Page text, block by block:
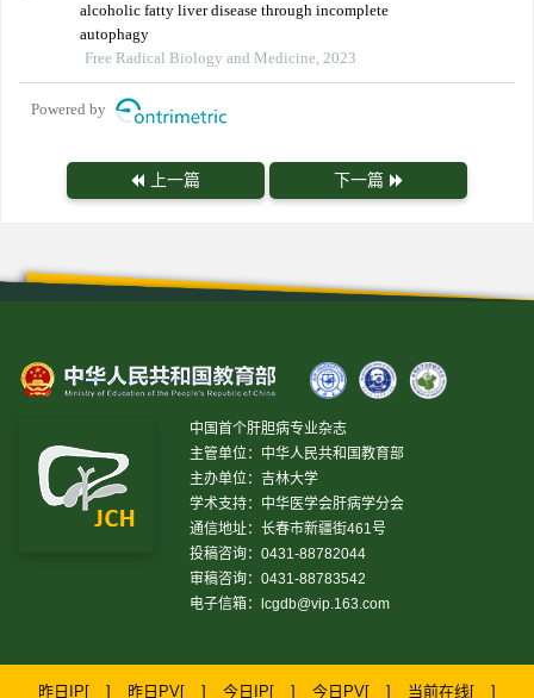
alcoholic fatty liver disease through incomplete
autophagy
Free Radical Biology and Medicine, 2023
Powered by
上一篇 下一篇
中国首个肝胆病专业杂志
主管单位：中华人民共和国教育部
主办单位：吉林大学
学术支持：中华医学会肝病学分会
通信地址：长春市新疆街461号
投稿咨询：0431-88782044
审稿咨询：0431-88783542
电子信箱：
lcgdb@vip.163.com
昨日IP[ ] 昨日PV[ ] 今日IP[ ] 今日PV[ ] 当前在线[ ]